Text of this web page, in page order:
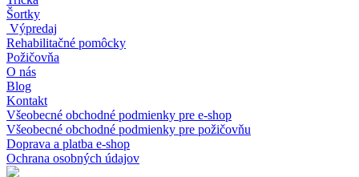
Šortky
Výpredaj
Rehabilitačné pomôcky
Požičovňa
O nás
Blog
Kontakt
Všeobecné obchodné podmienky pre e-shop
Všeobecné obchodné podmienky pre požičovňu
Doprava a platba e-shop
Ochrana osobných údajov